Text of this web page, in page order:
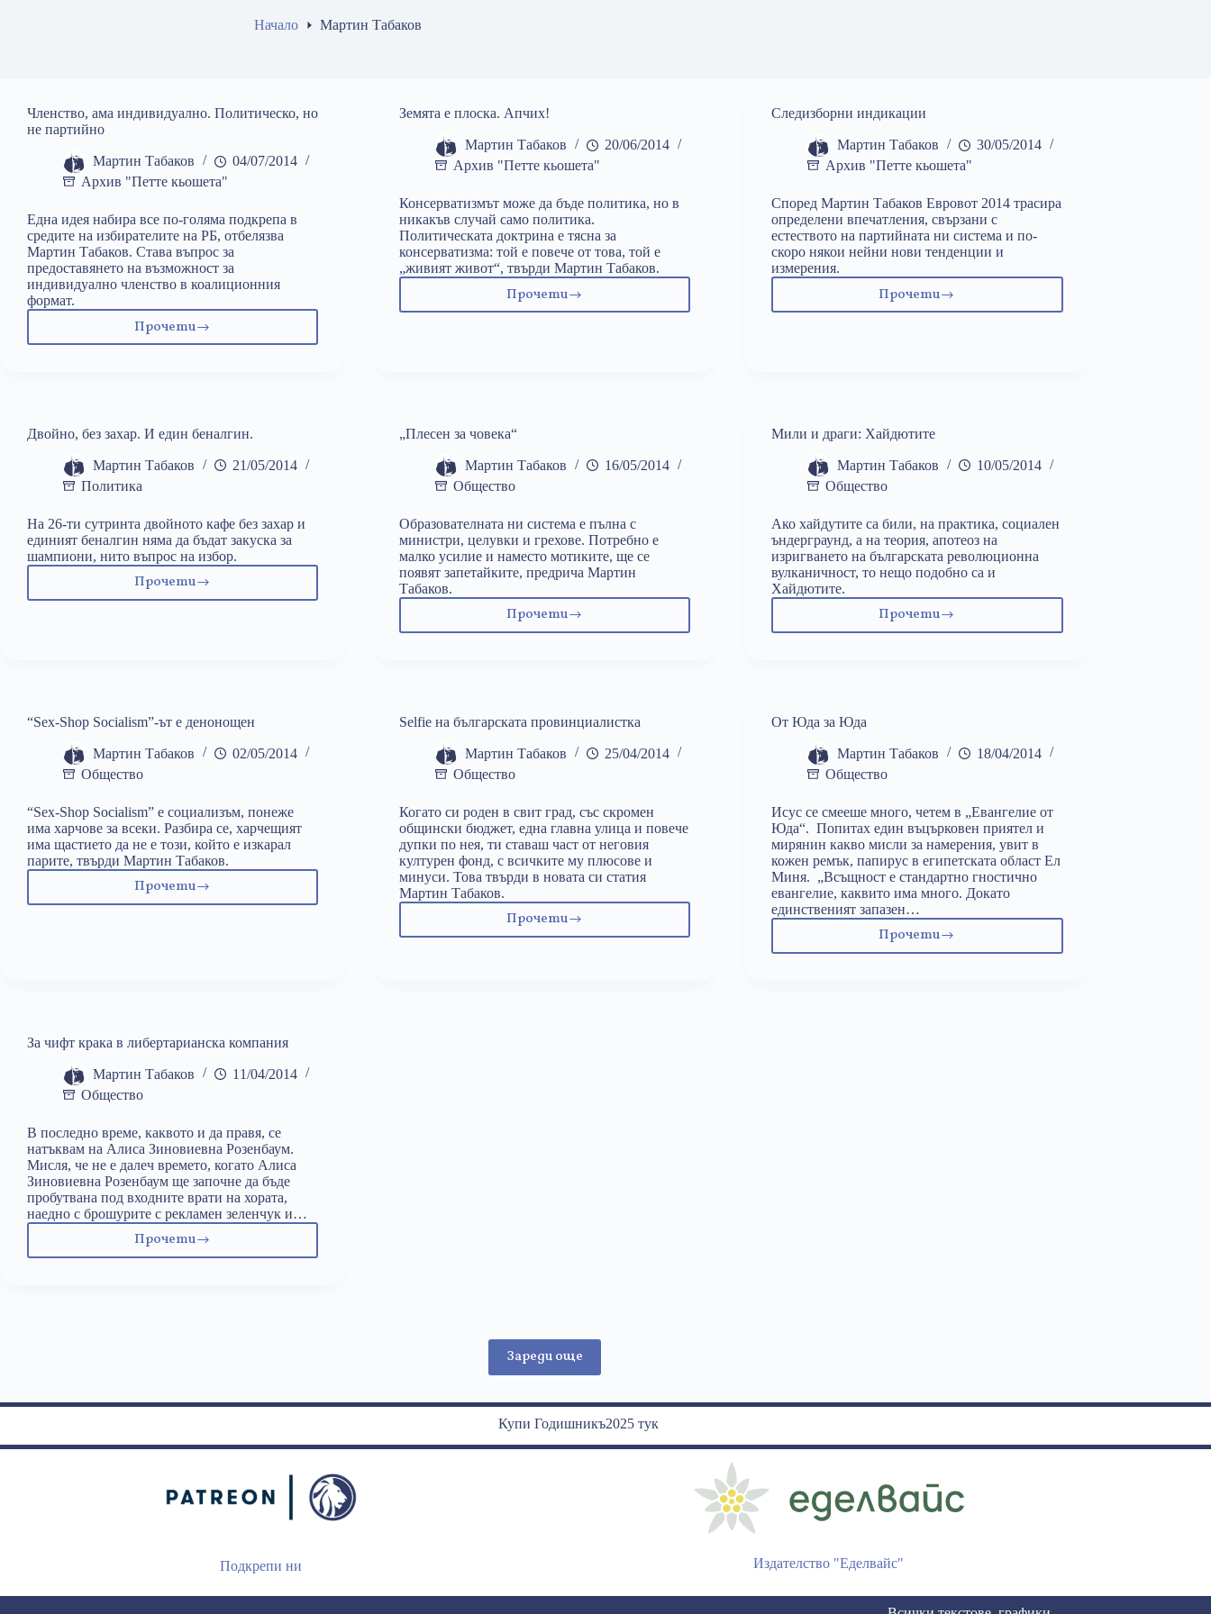
Начало Мартин Табаков
Членство, ама индивидуално. Политическо, но
не партийно
Мартин Табаков
04/07/2014
Архив "Петте кьошета"
Една идея набира все по-голяма подкрепа в
средите на избирателите на РБ, отбелязва
Мартин Табаков. Става въпрос за
предоставянето на възможност за
индивидуално членство в коалиционния
формат.
ПрочетиЧленство,
не
Земята е плоска. Апчих!
Мартин Табаков
20/06/2014
Архив "Петте кьошета"
Консерватизмът може да бъде политика, но в
никакъв случай само политика.
Политическата доктрина е тясна за
консерватизма: той е повече от това, той е
„живият живот“, твърди Мартин Табаков.
Прочети
Земята
Следизборни индикации
Мартин Табаков
30/05/2014
Архив "Петте кьошета"
Според Мартин Табаков Евровот 2014 трасира
определени впечатления, свързани с
естеството на партийната ни система и по-
скоро някои нейни нови тенденции и
измерения.
ПрочетиСледизборни
Двойно, без захар. И един беналгин.
Мартин Табаков
21/05/2014
Политика
На 26-ти сутринта двойното кафе без захар и
единият беналгин няма да бъдат закуска за
шампиони, нито въпрос на избор.
Прочети
Двойно,
„Плесен за човека“
Мартин Табаков
16/05/2014
Общество
Образователната ни система е пълна с
министри, целувки и грехове. Потребно е
малко усилие и наместо мотиките, ще се
появят запетайките, предрича Мартин
Табаков.
Прочети
„Плесен
Мили и драги: Хайдютите
Мартин Табаков
10/05/2014
Общество
Ако хайдутите са били, на практика, социален
ъндерграунд, а на теория, апотеоз на
изригването на българската революционна
вулканичност, то нещо подобно са и
Хайдютите.
Прочети
Мили
“Sex-Shop Socialism”-ът е денонощен
Мартин Табаков
02/05/2014
Общество
“Sex-Shop Socialism” е социализъм, понеже
има харчове за всеки. Разбира се, харчещият
има щастието да не е този, който е изкарал
парите, твърди Мартин Табаков.
Прочети
“Sex-
Selfie на българската провинциалистка
Мартин Табаков
25/04/2014
Общество
Когато си роден в свит град, със скромен
общински бюджет, една главна улица и повече
дупки по нея, ти ставаш част от неговия
културен фонд, с всичките му плюсове и
минуси. Това твърди в новата си статия
Мартин Табаков.
Прочети
Selfie
От Юда за Юда
Мартин Табаков
18/04/2014
Общество
Исус се смееше много, четем в „Евангелие от
Юда“. Попитах един въцърковен приятел и
мирянин какво мисли за намерения, увит в
кожен ремък, папирус в египетската област Ел
Миня. „Всъщност е стандартно гностично
евангелие, каквито има много. Докато
единственият запазен…
Прочети
От
За чифт крака в либертарианска компания
Мартин Табаков
11/04/2014
Общество
В последно време, каквото и да правя, се
натъквам на Алиса Зиновиевна Розенбаум.
Мисля, че не е далеч времето, когато Алиса
Зиновиевна Розенбаум ще започне да бъде
пробутвана под входните врати на хората,
наедно с брошурите с рекламен зеленчук и…
Прочети
За
Зареди още
Купи Годишникъ2025 тук
Подкрепи ни Издателство "Еделвайс"